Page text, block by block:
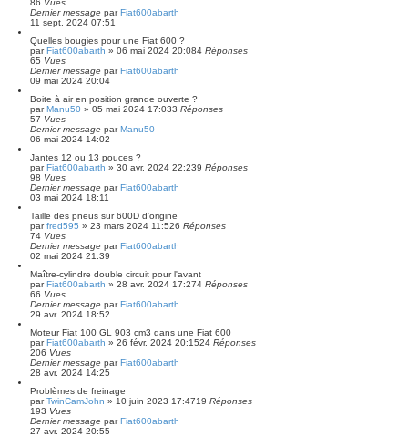
86 Vues
Dernier message parFiat600abarth
11 sept. 2024 07:51
Quelles bougies pour une Fiat 600 ?
parFiat600abarth » 06 mai 2024 20:084 Réponses
65 Vues
Dernier message parFiat600abarth
09 mai 2024 20:04
Boite à air en position grande ouverte ?
parManu50 » 05 mai 2024 17:033 Réponses
57 Vues
Dernier message parManu50
06 mai 2024 14:02
Jantes 12 ou 13 pouces ?
parFiat600abarth » 30 avr. 2024 22:239 Réponses
98 Vues
Dernier message parFiat600abarth
03 mai 2024 18:11
Taille des pneus sur 600D d'origine
parfred595 » 23 mars 2024 11:526 Réponses
74 Vues
Dernier message parFiat600abarth
02 mai 2024 21:39
Maître-cylindre double circuit pour l'avant
parFiat600abarth » 28 avr. 2024 17:274 Réponses
66 Vues
Dernier message parFiat600abarth
29 avr. 2024 18:52
Moteur Fiat 100 GL 903 cm3 dans une Fiat 600
parFiat600abarth » 26 févr. 2024 20:1524 Réponses
206 Vues
Dernier message parFiat600abarth
28 avr. 2024 14:25
Problèmes de freinage
parTwinCamJohn » 10 juin 2023 17:4719 Réponses
193 Vues
Dernier message parFiat600abarth
27 avr. 2024 20:55